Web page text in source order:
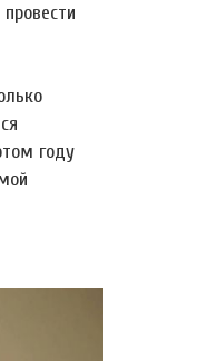
году